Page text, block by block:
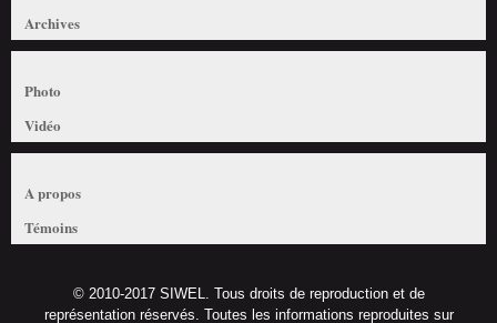
Archives
Photo
Vidéo
A propos
Témoins
© 2010-2017 SIWEL. Tous droits de reproduction et de
représentation réservés. Toutes les informations reproduites sur